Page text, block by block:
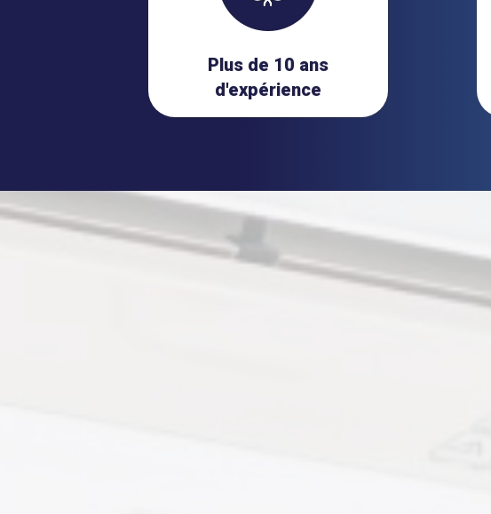
Plus de 10 ans
d'expérience